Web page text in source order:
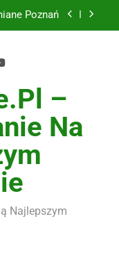
Poznań
Lublin
Poznań
Gdańsk
–
Na
Najlepszym